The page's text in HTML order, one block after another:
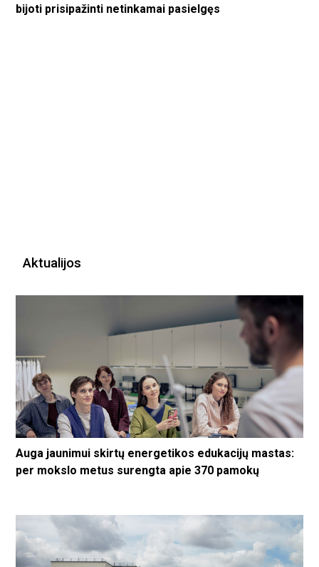
bijoti prisipažinti netinkamai pasielgęs
Aktualijos
Auga jaunimui skirtų energetikos edukacijų mastas:
per mokslo metus surengta apie 370 pamokų